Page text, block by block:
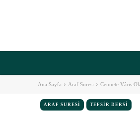
Ana Sayfa Araf Suresi Cennete Vâris
ARAF SURESI TEFSIR DERSI